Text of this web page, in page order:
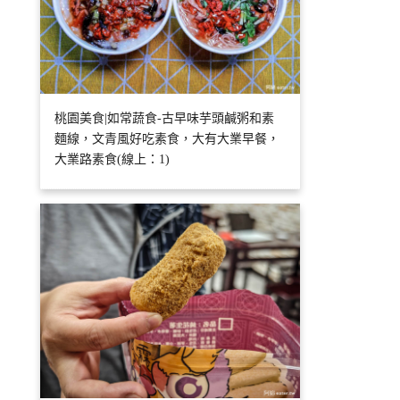
桃園美食|如常蔬食-古早味芋頭鹹粥和素
麵線，文青風好吃素食，大有大業早餐，
大業路素食(線上：1)